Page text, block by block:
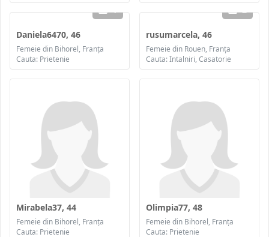
1
Daniela6470, 46
Femeie din Bihorel, Franța
Cauta: Prietenie
2
rusumarcela, 46
Femeie din Rouen, Franța
Cauta: Intalniri, Casatorie
Mirabela37, 44
Femeie din Bihorel, Franța
Cauta: Prietenie
Olimpia77, 48
Femeie din Bihorel, Franța
Cauta: Prietenie